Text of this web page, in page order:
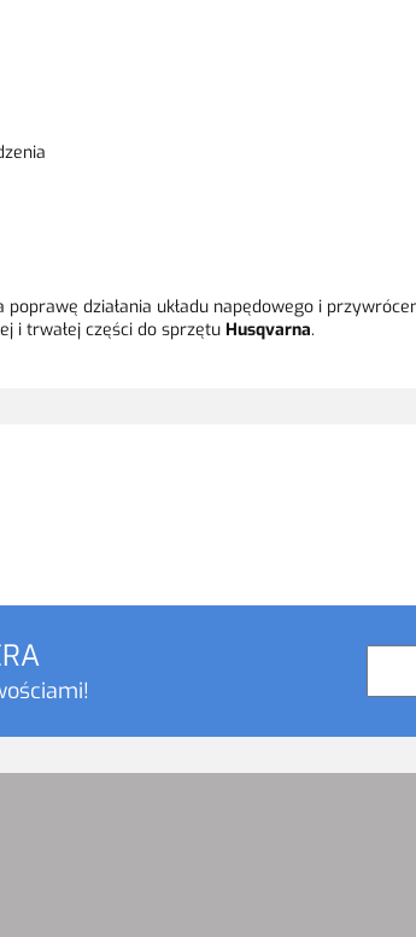
działania układu napędowego i
i trwałej części do sprzętu Husqvarna.